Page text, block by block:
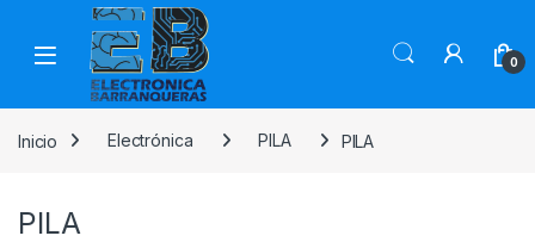
0
Inicio Electrónica PILA PILA
PILA